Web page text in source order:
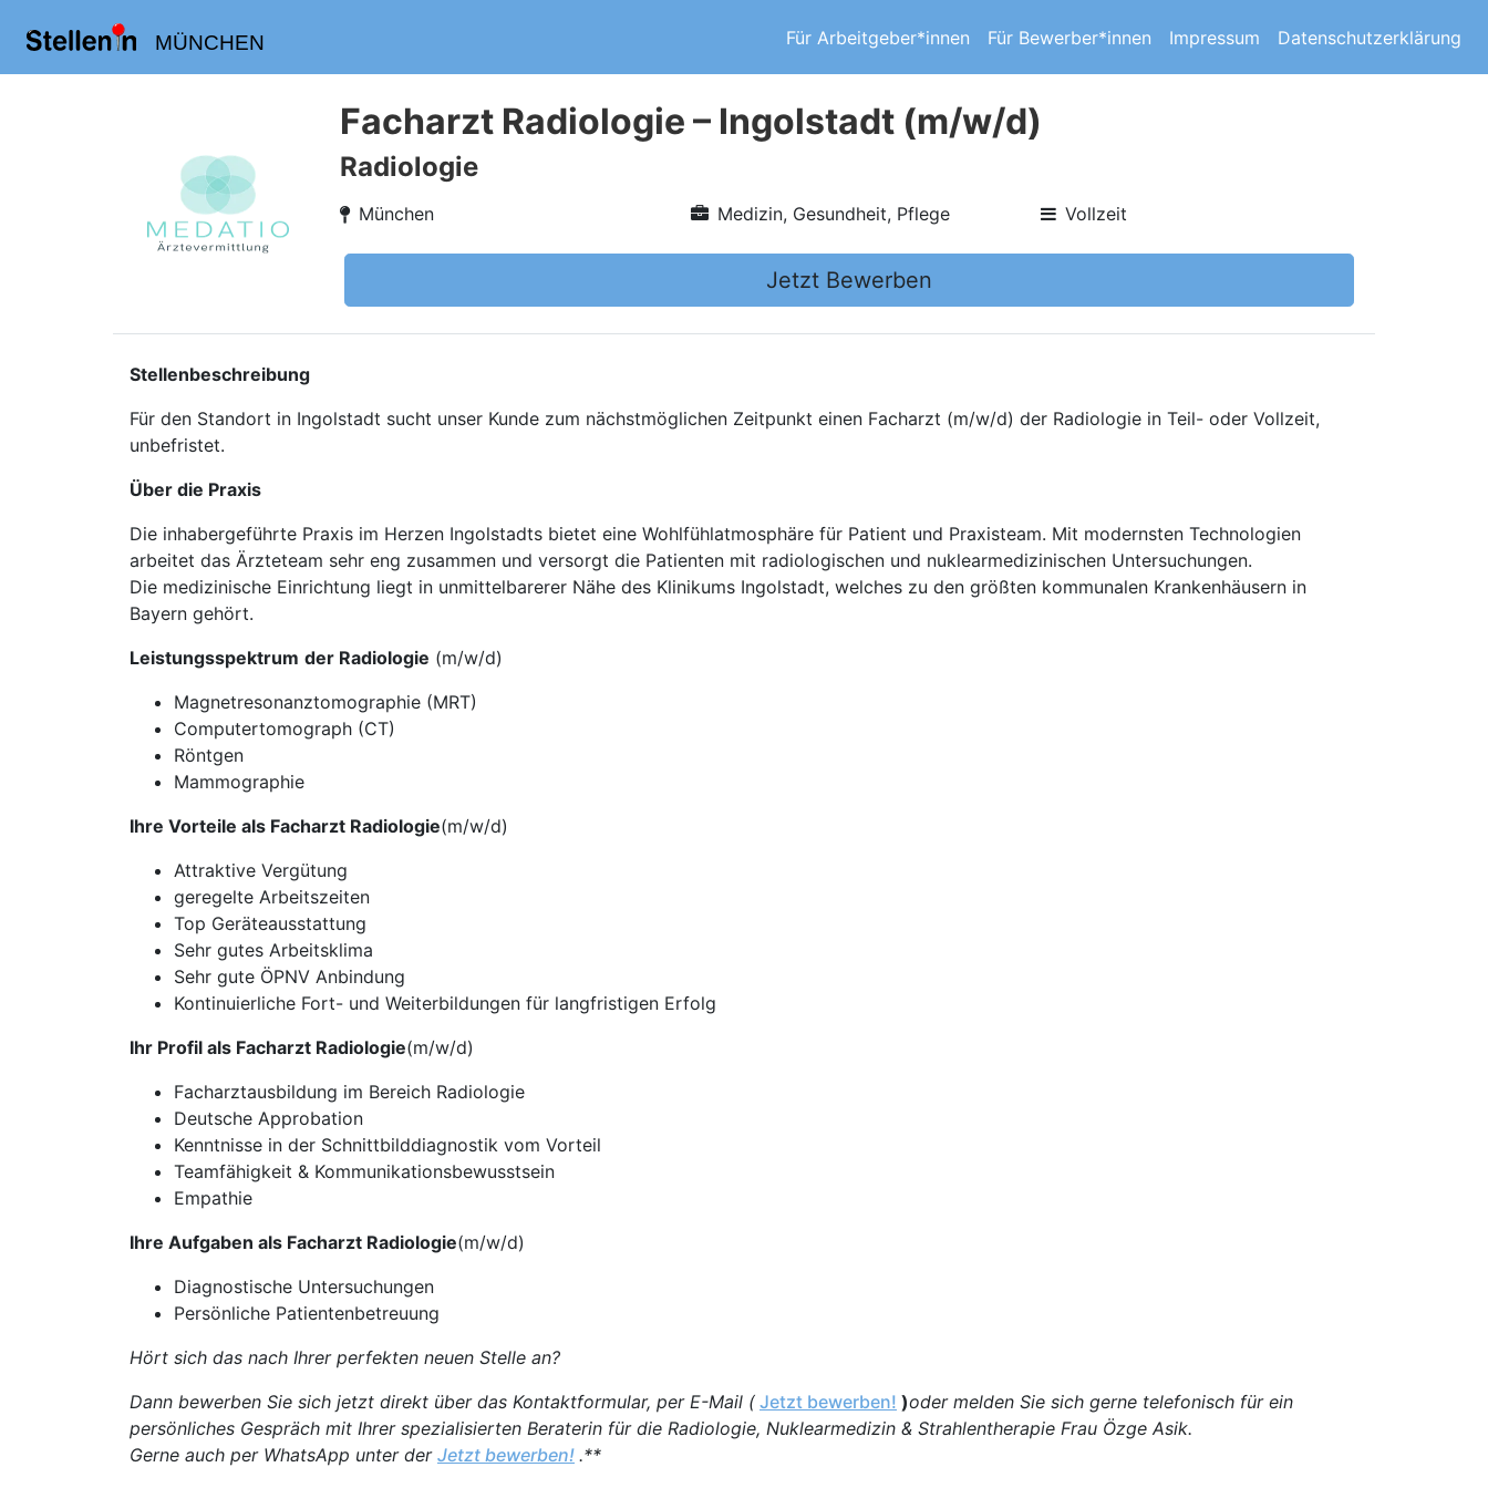
MÜNCHEN Für Arbeitgeber*innen Für Bewerber*innen Impressum Datenschutzerklärung
Facharzt Radiologie – Ingolstadt (m/w/d)
Radiologie
München Medizin, Gesundheit, Pflege Vollzeit
Jetzt Bewerben
Stellenbeschreibung
Für den Standort in Ingolstadt sucht unser Kunde zum nächstmöglichen Zeitpunkt einen Facharzt (m/w/d) der Radiologie in Teil- oder Vollzeit,
unbefristet.
Über die Praxis
Die inhabergeführte Praxis im Herzen Ingolstadts bietet eine Wohlfühlatmosphäre für Patient und Praxisteam. Mit modernsten Technologien
arbeitet das Ärzteteam sehr eng zusammen und versorgt die Patienten mit radiologischen und nuklearmedizinischen Untersuchungen.
Die medizinische Einrichtung liegt in unmittelbarerer Nähe des Klinikums Ingolstadt, welches zu den größten kommunalen Krankenhäusern in
Bayern gehört.
Leistungsspektrum der Radiologie (m/w/d)
Magnetresonanztomographie (MRT)
Computertomograph (CT)
Röntgen
Mammographie
Ihre Vorteile als Facharzt Radiologie(m/w/d)
Attraktive Vergütung
geregelte Arbeitszeiten
Top Geräteausstattung
Sehr gutes Arbeitsklima
Sehr gute ÖPNV Anbindung
Kontinuierliche Fort- und Weiterbildungen für langfristigen Erfolg
Ihr Profil als Facharzt Radiologie(m/w/d)
Facharztausbildung im Bereich Radiologie
Deutsche Approbation
Kenntnisse in der Schnittbilddiagnostik vom Vorteil
Teamfähigkeit & Kommunikationsbewusstsein
Empathie
Ihre Aufgaben als Facharzt Radiologie(m/w/d)
Diagnostische Untersuchungen
Persönliche Patientenbetreuung
Hört sich das nach Ihrer perfekten neuen Stelle an?
Dann bewerben Sie sich jetzt direkt über das Kontaktformular, per E-Mail ( Jetzt bewerben! )oder melden Sie sich gerne telefonisch für ein
persönliches Gespräch mit Ihrer spezialisierten Beraterin für die Radiologie, Nuklearmedizin & Strahlentherapie Frau Özge Asik.
Gerne auch per WhatsApp unter der Jetzt bewerben! .**